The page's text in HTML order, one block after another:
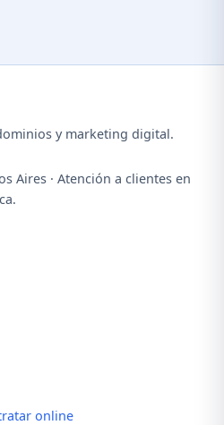
y marketing digital.
Aires · Atención a clientes en
online